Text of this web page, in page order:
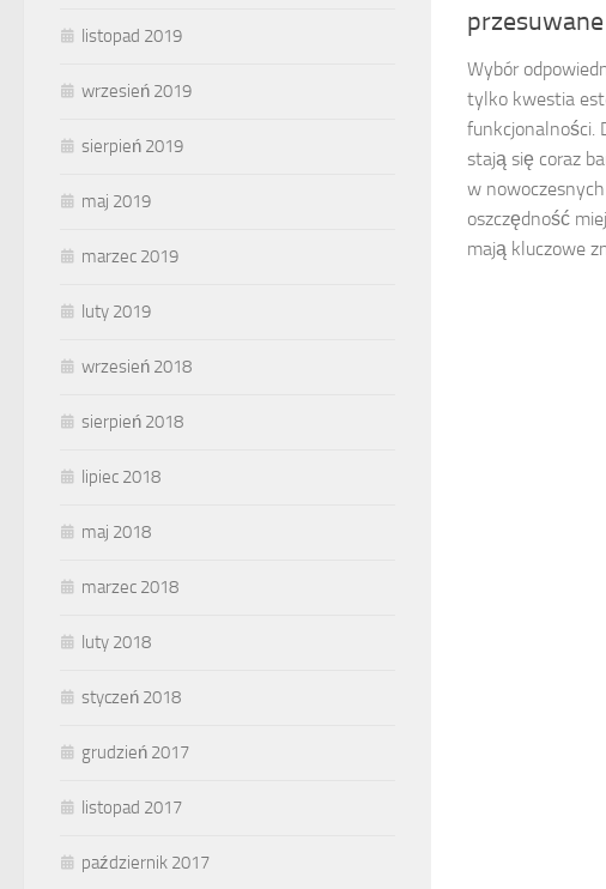
Wybór
tylko kwestia
funkcjonalności.
stają się coraz
w
oszczędność
mają kluczowe
listopad 2019
wrzesień 2019
sierpień 2019
maj 2019
marzec 2019
luty 2019
wrzesień 2018
sierpień 2018
lipiec 2018
maj 2018
marzec 2018
luty 2018
styczeń 2018
grudzień 2017
listopad 2017
październik 2017